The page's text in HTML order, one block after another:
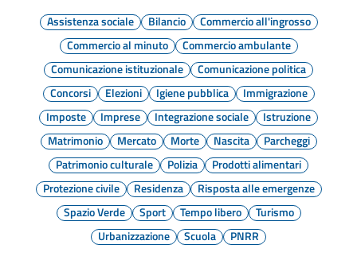
Assistenza sociale
Bilancio
Commercio all'ingrosso
Commercio al minuto
Commercio ambulante
Comunicazione istituzionale
Comunicazione politica
Concorsi
Elezioni Igiene pubblica
Immigrazione
Imposte
Imprese Integrazione sociale
Istruzione
Matrimonio
Mercato Morte Nascita
Parcheggi
Patrimonio culturale
Polizia
Prodotti alimentari
Protezione civile
Residenza
Risposta alle emergenze
Spazio Verde
Sport Tempo libero
Turismo
Urbanizzazione
Scuola PNRR